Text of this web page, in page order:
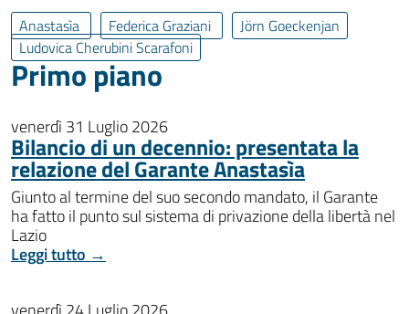
Anastasìa
Federica Graziani
Jörn Goeckenjan
Ludovica Cherubini Scarafoni
Primo piano
venerdì 31 Luglio 2026
Bilancio di un decennio: presentata la
relazione del Garante Anastasìa
Giunto al termine del suo secondo mandato, il Garante
ha fatto il punto sul sistema di privazione della libertà nel
Lazio
Leggi tutto →